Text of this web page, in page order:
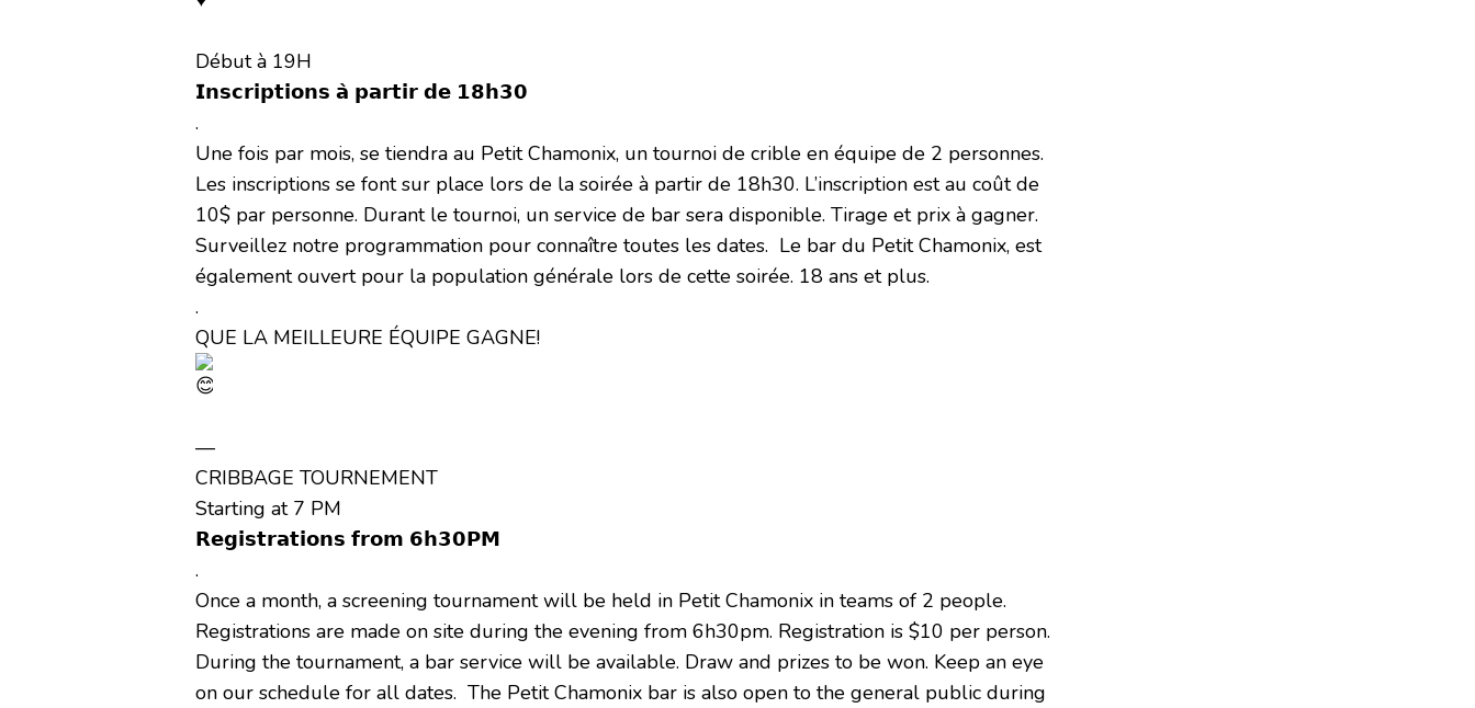
Début à 19H
𝗜𝗻𝘀𝗰𝗿𝗶𝗽𝘁𝗶𝗼𝗻𝘀 𝗮̀ 𝗽𝗮𝗿𝘁𝗶𝗿 𝗱𝗲 𝟭𝟴𝗵𝟯𝟬
.
Une fois par mois, se tiendra au Petit Chamonix, un tournoi de crible en équipe de 2 personnes.
Les inscriptions se font sur place lors de la soirée à partir de 18h30. L’inscription est au coût de
10$ par personne. Durant le tournoi, un service de bar sera disponible. Tirage et prix à gagner.
Surveillez notre programmation pour connaître toutes les dates. Le bar du Petit Chamonix, est
également ouvert pour la population générale lors de cette soirée. 18 ans et plus.
.
QUE LA MEILLEURE ÉQUIPE GAGNE!
—
CRIBBAGE TOURNEMENT
Starting at 7 PM
𝗥𝗲𝗴𝗶𝘀𝘁𝗿𝗮𝘁𝗶𝗼𝗻𝘀 𝗳𝗿𝗼𝗺 𝟲𝗵𝟯𝟬𝗣𝗠
.
Once a month, a screening tournament will be held in Petit Chamonix in teams of 2 people.
Registrations are made on site during the evening from 6h30pm. Registration is $10 per person.
During the tournament, a bar service will be available. Draw and prizes to be won. Keep an eye
on our schedule for all dates. The Petit Chamonix bar is also open to the general public during